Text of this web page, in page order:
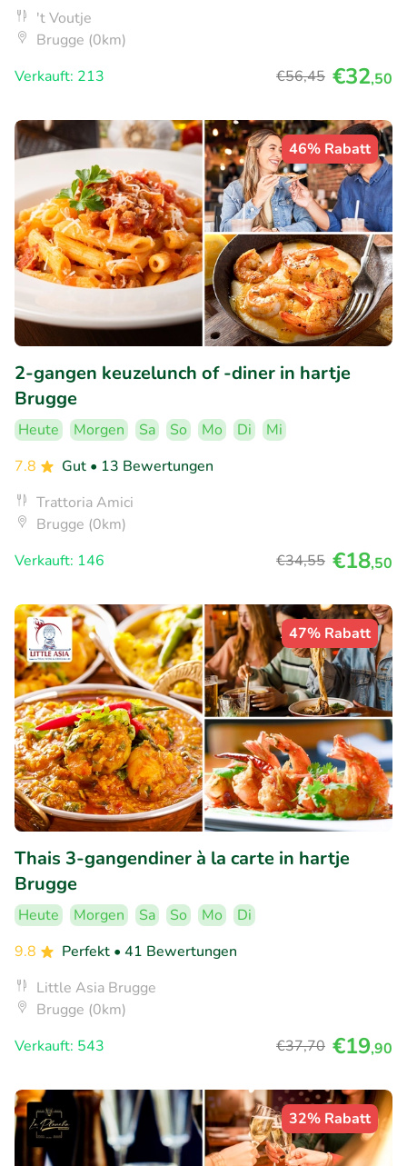
't Voutje
Brugge (0km)
Verkauft: 213
€56,45 €32,50
46% Rabatt
2-gangen keuzelunch of -diner in hartje
Brugge
Heute Morgen Sa So Mo Di
Mi
7.8
Gut • 13 Bewertungen
Trattoria Amici
Brugge (0km)
Verkauft: 146
€34,55 €18,50
47% Rabatt
Thais 3-gangendiner à la carte in hartje
Brugge
Heute Morgen Sa So Mo
Di
9.8
Perfekt • 41 Bewertungen
Little Asia Brugge
Brugge (0km)
Verkauft: 543
€37,70 €19,90
32% Rabatt